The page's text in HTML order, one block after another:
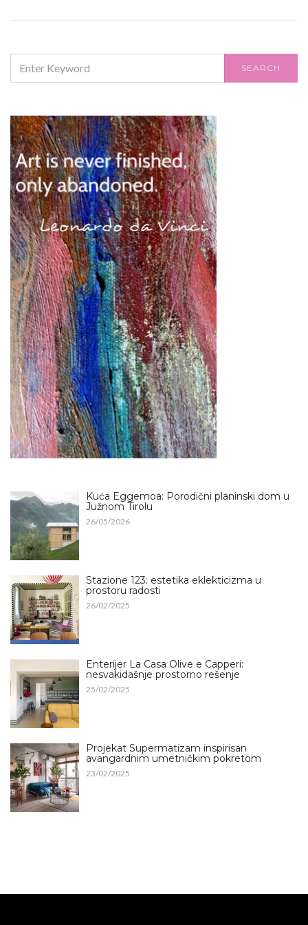
FOR:
SEARCH
Kuća Eggemoa: Porodični planinski dom u
Južnom Tirolu
26/05/2026
Stazione 123: estetika eklekticizma u
prostoru radosti
26/02/2025
Enterijer La Casa Olive e Capperi:
nesvakidašnje prostorno rešenje
25/02/2025
Projekat Supermatizam inspirisan
avangardnim umetničkim pokretom
23/02/2025